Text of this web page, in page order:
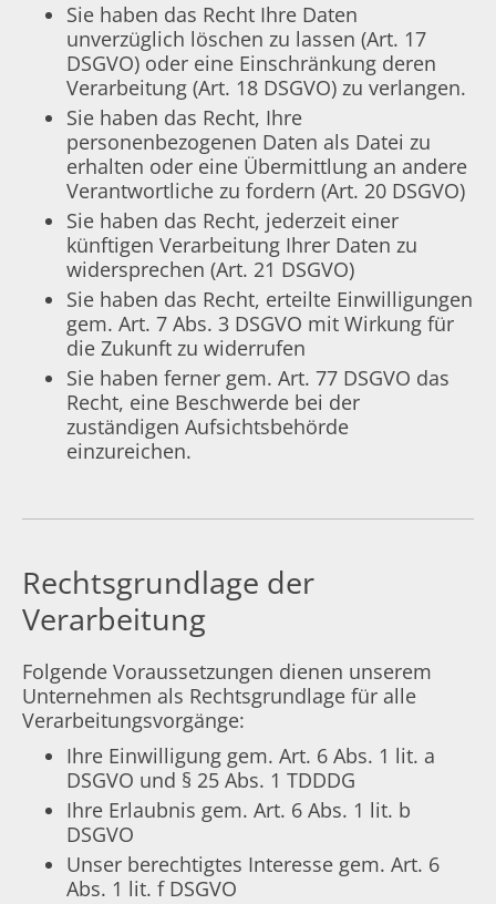
Sie haben das Recht Ihre Daten
unverzüglich löschen zu lassen (Art. 17
DSGVO) oder eine Einschränkung deren
Verarbeitung (Art. 18 DSGVO) zu verlangen.
Sie haben das Recht, Ihre
personenbezogenen Daten als Datei zu
erhalten oder eine Übermittlung an andere
Verantwortliche zu fordern (Art. 20 DSGVO)
Sie haben das Recht, jederzeit einer
künftigen Verarbeitung Ihrer Daten zu
widersprechen (Art. 21 DSGVO)
Sie haben das Recht, erteilte Einwilligungen
gem. Art. 7 Abs. 3 DSGVO mit Wirkung für
die Zukunft zu widerrufen
Sie haben ferner gem. Art. 77 DSGVO das
Recht, eine Beschwerde bei der
zuständigen Aufsichtsbehörde
einzureichen.
Rechtsgrundlage der
Verarbeitung
Folgende Voraussetzungen dienen unserem
Unternehmen als Rechtsgrundlage für alle
Verarbeitungsvorgänge:
Ihre Einwilligung gem. Art. 6 Abs. 1 lit. a
DSGVO und § 25 Abs. 1 TDDDG
Ihre Erlaubnis gem. Art. 6 Abs. 1 lit. b
DSGVO
Unser berechtigtes Interesse gem. Art. 6
Abs. 1 lit. f DSGVO